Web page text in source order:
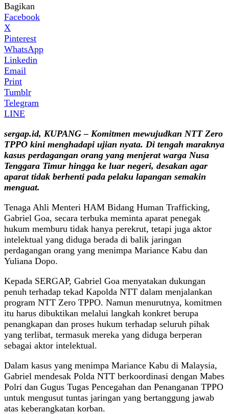
Bagikan
Facebook
X
Pinterest
WhatsApp
Linkedin
Email
Print
Tumblr
Telegram
LINE
sergap.id, KUPANG – Komitmen mewujudkan NTT Zero
TPPO kini menghadapi ujian nyata. Di tengah maraknya
kasus perdagangan orang yang menjerat warga Nusa
Tenggara Timur hingga ke luar negeri, desakan agar
aparat tidak berhenti pada pelaku lapangan semakin
menguat.
Tenaga Ahli Menteri HAM Bidang Human Trafficking,
Gabriel Goa, secara terbuka meminta aparat penegak
hukum memburu tidak hanya perekrut, tetapi juga aktor
intelektual yang diduga berada di balik jaringan
perdagangan orang yang menimpa Mariance Kabu dan
Yuliana Dopo.
Kepada SERGAP, Gabriel Goa menyatakan dukungan
penuh terhadap tekad Kapolda NTT dalam menjalankan
program NTT Zero TPPO. Namun menurutnya, komitmen
itu harus dibuktikan melalui langkah konkret berupa
penangkapan dan proses hukum terhadap seluruh pihak
yang terlibat, termasuk mereka yang diduga berperan
sebagai aktor intelektual.
Dalam kasus yang menimpa Mariance Kabu di Malaysia,
Gabriel mendesak Polda NTT berkoordinasi dengan Mabes
Polri dan Gugus Tugas Pencegahan dan Penanganan TPPO
untuk mengusut tuntas jaringan yang bertanggung jawab
atas keberangkatan korban.